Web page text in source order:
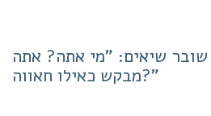
שובר שיאים: "מי אתה? אתה
מבקש כאילו חאווה?"